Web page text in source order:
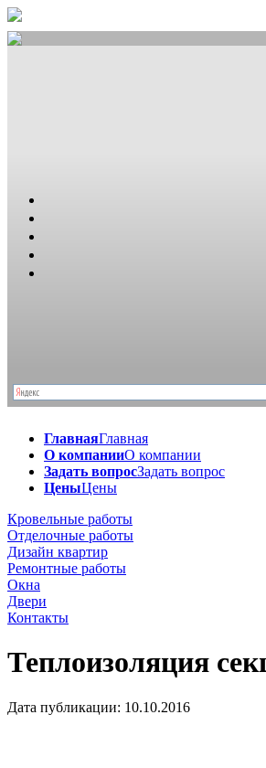
ГлавнаяГлавная
О компанииО компании
Задать вопросЗадать вопрос
ЦеныЦены
Кровельные работы
Отделочные работы
Дизайн квартир
Ремонтные работы
Окна
Двери
Контакты
Теплоизоляция
Дата публикации: 10.10.2016